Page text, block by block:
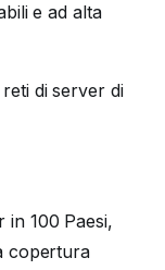
e ad alta
di server di
100 Paesi,
copertura